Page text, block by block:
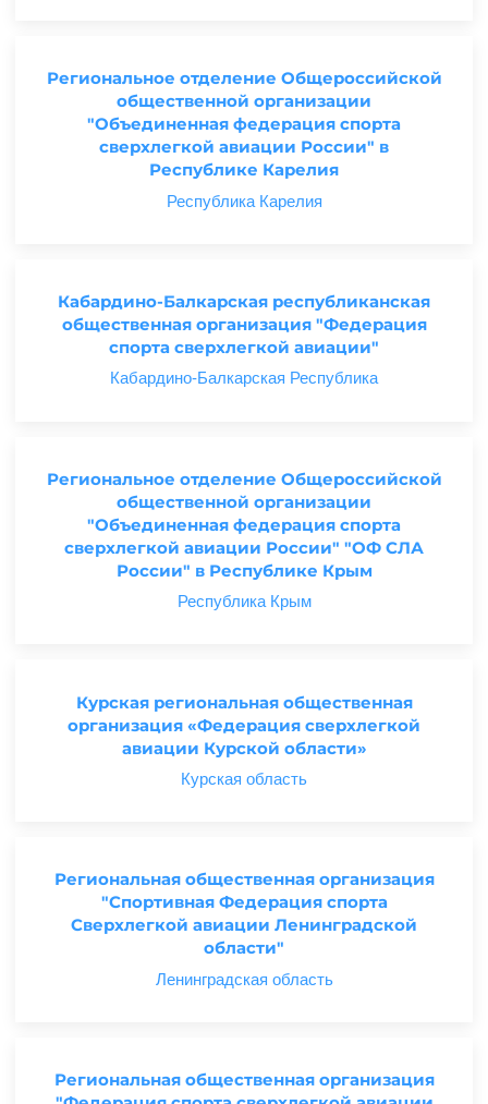
Региональное отделение Общероссийской
общественной организации
"Объединенная федерация спорта
сверхлегкой авиации России" в
Республике Карелия
Республика Карелия
Кабардино-Балкарская республиканская
общественная организация "Федерация
спорта сверхлегкой авиации"
Кабардино-Балкарская Республика
Региональное отделение Общероссийской
общественной организации
"Объединенная федерация спорта
сверхлегкой авиации России" "ОФ СЛА
России" в Республике Крым
Республика Крым
Курская региональная общественная
организация «Федерация сверхлегкой
авиации Курской области»
Курская область
Региональная общественная организация
"Спортивная Федерация спорта
Сверхлегкой авиации Ленинградской
области"
Ленинградская область
Региональная общественная организация